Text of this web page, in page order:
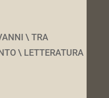
\ TRA
\ LETTERATURA